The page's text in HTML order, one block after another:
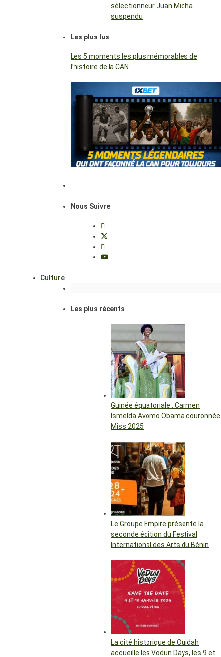
sélectionneur Juan Micha
suspendu
Les plus lus
Les 5 moments les plus mémorables de
l’histoire de la CAN
Nous Suivre
Culture
Les plus récents
Guinée équatoriale : Carmen
Ismelda Avomo Obama couronnée
Miss 2025
Le Groupe Empire présente la
seconde édition du Festival
International des Arts du Bénin
La cité historique de Ouidah
accueille les Vodun Days, les 9 et